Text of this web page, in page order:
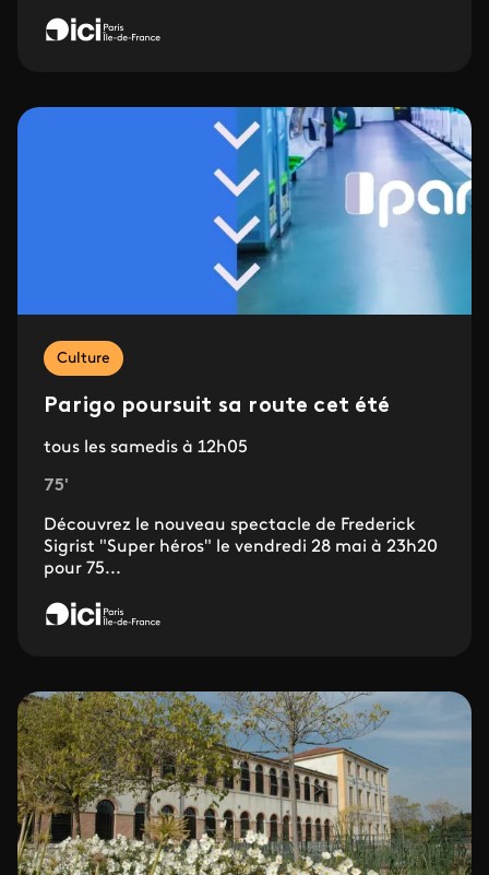
Culture
Parigo poursuit sa route cet été
tous les samedis à 12h05
75'
Découvrez le nouveau spectacle de Frederick
Sigrist "Super héros" le vendredi 28 mai à 23h20
pour 75...